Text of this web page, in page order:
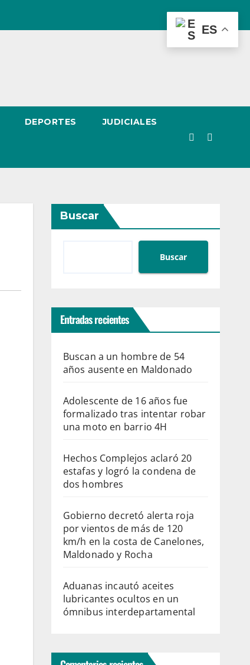
DEPORTES JUDICIALES
Buscar
Buscar
Entradas recientes
Buscan a un hombre de 54
años ausente en Maldonado
Adolescente de 16 años fue
formalizado tras intentar robar
una moto en barrio 4H
Hechos Complejos aclaró 20
estafas y logró la condena de
dos hombres
Gobierno decretó alerta roja
por vientos de más de 120
km/h en la costa de Canelones,
Maldonado y Rocha
Aduanas incautó aceites
lubricantes ocultos en un
ómnibus interdepartamental
ES